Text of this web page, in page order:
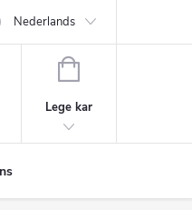
Nederlands
WINKELWAGEN
Lege kar